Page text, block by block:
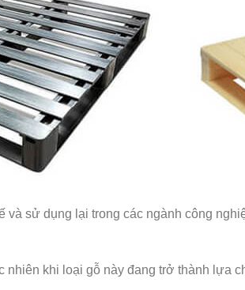
và sử dụng lại trong các ngành công
khi loại gỗ này đang trở thành lựa